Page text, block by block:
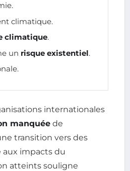
climatique.
climatique.
un risque existentiel.
internationales
manquée de
transition vers des
aux impacts du
atteints souligne